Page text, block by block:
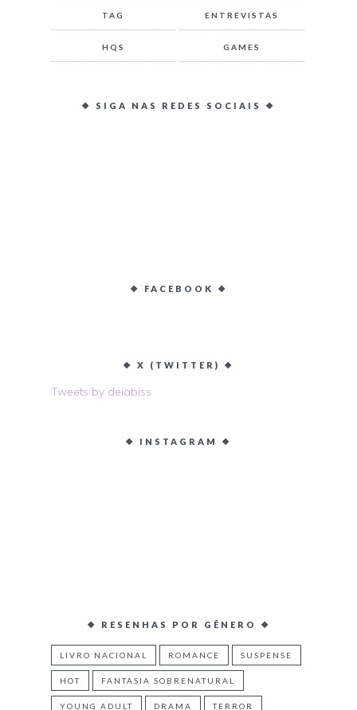
TAG ENTREVISTAS
HQS GAMES
❖ SIGA NAS REDES SOCIAIS ❖
❖ FACEBOOK ❖
❖ X (TWITTER) ❖
Tweets by deiabiss
❖ INSTAGRAM ❖
❖ RESENHAS POR GÊNERO ❖
LIVRO NACIONAL ROMANCE SUSPENSE
HOT FANTASIA SOBRENATURAL
YOUNG ADULT DRAMA TERROR